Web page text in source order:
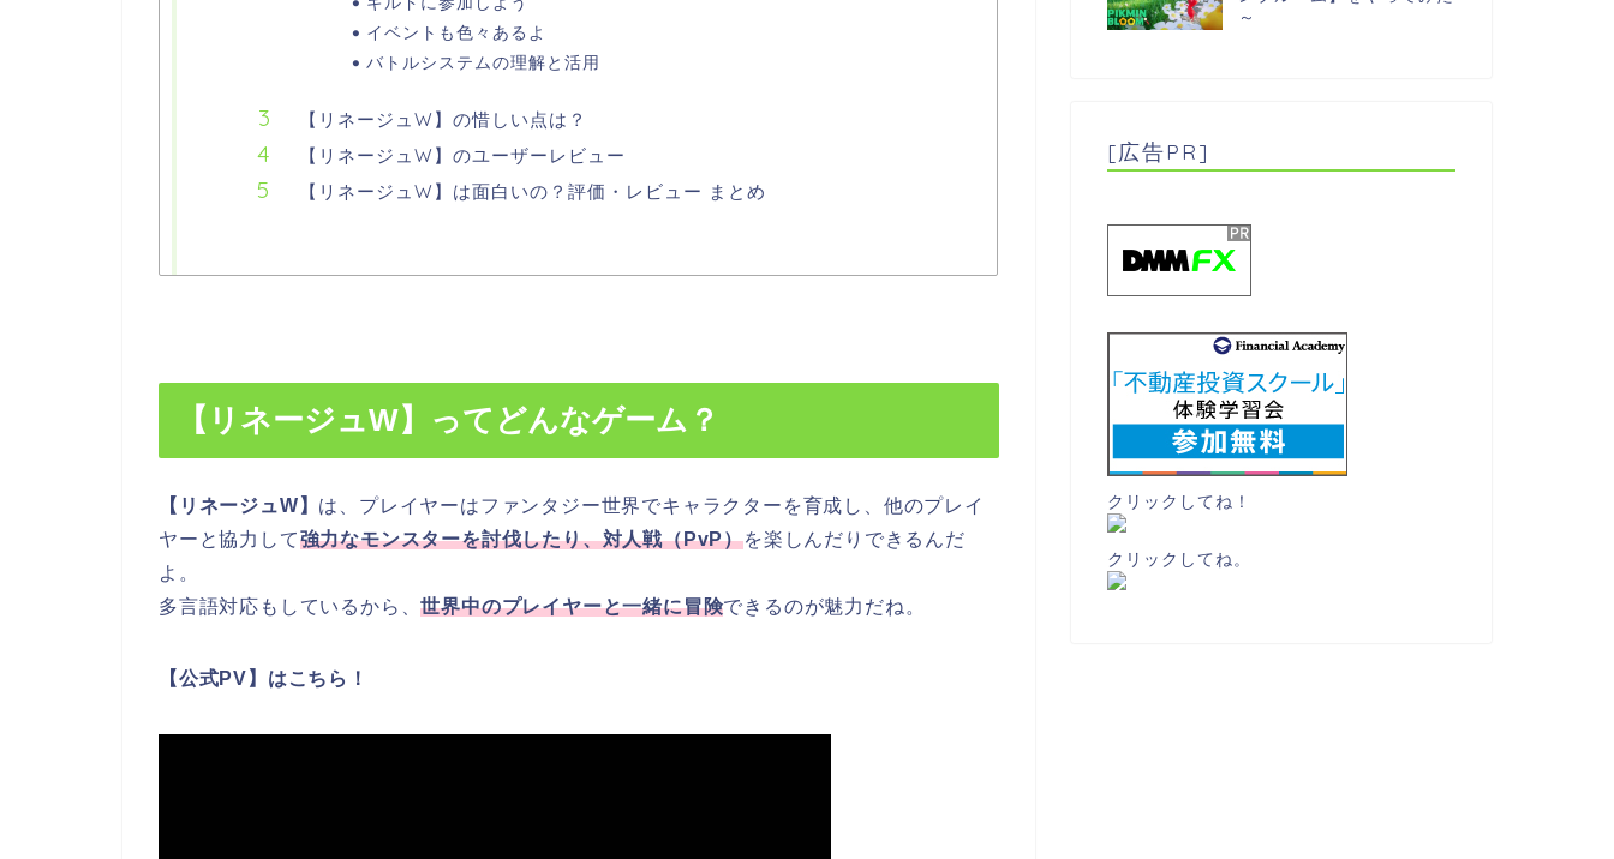
イベントも色々あるよ
バトルシステムの理解と活用
【リネージュW】の惜しい点は？
【リネージュW】のユーザーレビュー
【リネージュW】は面白いの？評価・レビュー まとめ
【リネージュW】ってどんなゲーム？
【リネージュW】 は、プレイヤーはファンタジー世界でキャラクターを育成し、他のプレイ
ヤーと協力して強力なモンスターを討伐したり、対人戦（PvP）を楽しんだりできるんだ
よ。
多言語対応もしているから、世界中のプレイヤーと一緒に冒険できるのが魅力だね。
【公式PV】はこちら！
～
[広告PR]
クリックしてね！
クリックしてね。